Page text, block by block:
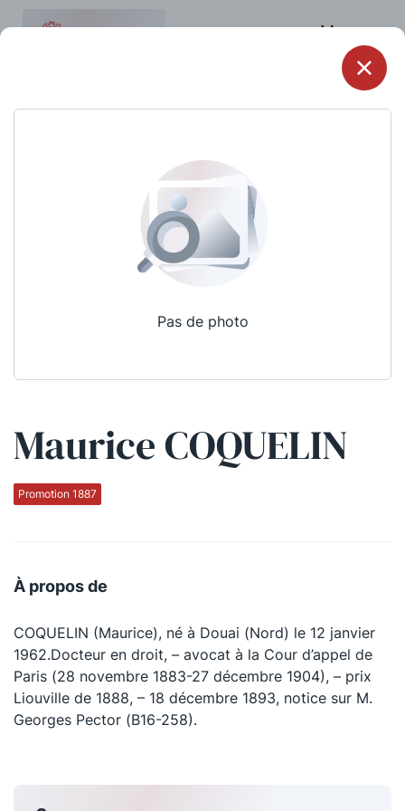
Menu
Pas de photo
Maurice COQUELIN
Promotion 1887
À propos de
COQUELIN (Maurice), né à Douai (Nord) le 12 janvier
1962.Docteur en droit, – avocat à la Cour d’appel de
Paris (28 novembre 1883-27 décembre 1904), – prix
Liouville de 1888, – 18 décembre 1893, notice sur M.
Georges Pector (B16-258).
Qui sommes-nous ?
La Conférence
La Conférence
Le Concours de la Conférence
La Conférence Berryer